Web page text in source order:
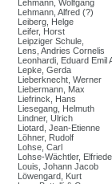
Lehmann, Wolfgang
Lehmann, Alfred (?)
Leiberg, Helge
Leifer, Horst
Leipziger Schule,
Lens, Andries Cornelis
Leonhardi, Eduard Emil
Lepke, Gerda
Lieberknecht, Werner
Liebermann, Max
Liefrinck, Hans
Liesegang, Helmuth
Lindner, Ulrich
Liotard, Jean-Etienne
Löhner, Rudolf
Lohse, Carl
Lohse-Wächtler, Elfriede
Louis, Johann Jacob
Löwengard, Kurt